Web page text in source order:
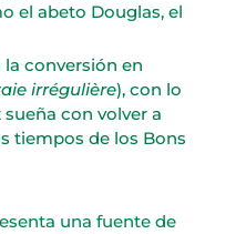
el abeto Douglas, el
la conversión en
irrégulière), con lo
con volver a
tiempos de los Bons
una fuente de